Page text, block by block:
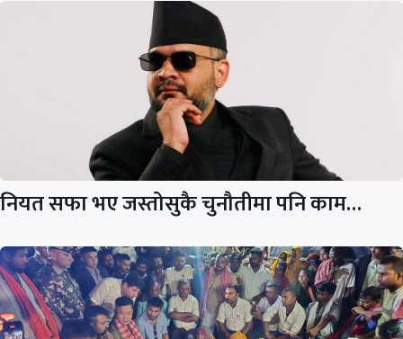
नियत सफा भए जस्तोसुकै चुनौतीमा पनि काम…